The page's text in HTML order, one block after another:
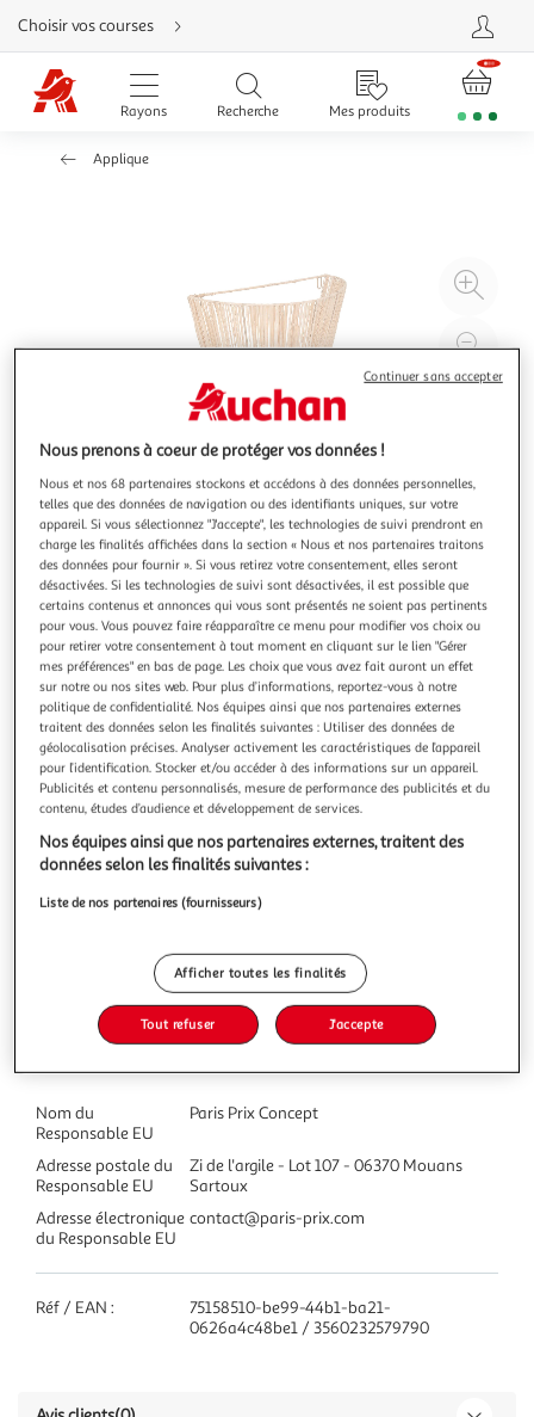
Aller
directement
au
contenu
Aller
directement
Aller
Choisir vos courses
Rayons Recherche Mes produits
Applique
à
Illustration
précédente
Illustration
suivante
ATMOSPHERA
Applique murale en raphia loa 35cm beige
Informations Techniques : Dimensions : L. 30 x l. 15 x H. 35
cm Câble : L. 100 cm Matières : Raphia & Fer Spécificités :
Tendance & Pratique Applique Murale Alimentation
Secteur Ampoule non incluse Douille E27 Puissance
Maximale : 40W Type de Fixation du Câble : Y Isolation
Renforcée : 2 Poids : 1,0
En savoir +
Vous voulez connaître le prix de ce produit ?
Afficher le prix
Caractéristiques
Nom du
Responsable EU
Paris Prix Concept
Adresse postale du
Responsable EU
Zi de l'argile - Lot 107 - 06370 Mouans
Sartoux
Adresse électronique
du Responsable EU
contact@paris-prix.com
Réf / EAN :
75158510-be99-44b1-ba21-
0626a4c48be1 / 3560232579790
Nous prenons à coeur de protéger vos données !
Nous et nos 68 partenaires stockons et accédons à des données personnelles,
telles que des données de navigation ou des identifiants uniques, sur votre
appareil. Si vous sélectionnez "J'accepte", les technologies de suivi prendront en
charge les finalités affichées dans la section « Nous et nos partenaires traitons
des données pour fournir ». Si vous retirez votre consentement, elles seront
désactivées. Si les technologies de suivi sont désactivées, il est possible que
certains contenus et annonces qui vous sont présentés ne soient pas pertinents
pour vous. Vous pouvez faire réapparaître ce menu pour modifier vos choix ou
pour retirer votre consentement à tout moment en cliquant sur le lien "Gérer
mes préférences" en bas de page. Les choix que vous avez fait auront un effet
sur notre ou nos sites web. Pour plus d’informations, reportez-vous à notre
politique de confidentialité. Nos équipes ainsi que nos partenaires externes
traitent des données selon les finalités suivantes : Utiliser des données de
géolocalisation précises. Analyser activement les caractéristiques de l’appareil
pour l’identification. Stocker et/ou accéder à des informations sur un appareil.
Publicités et contenu personnalisés, mesure de performance des publicités et du
contenu, études d’audience et développement de services.
Nos équipes ainsi que nos partenaires externes, traitent des
données selon les finalités suivantes :
Liste de nos partenaires (fournisseurs)
Afficher toutes les finalités
Tout refuser J'accepte
Continuer sans accepter